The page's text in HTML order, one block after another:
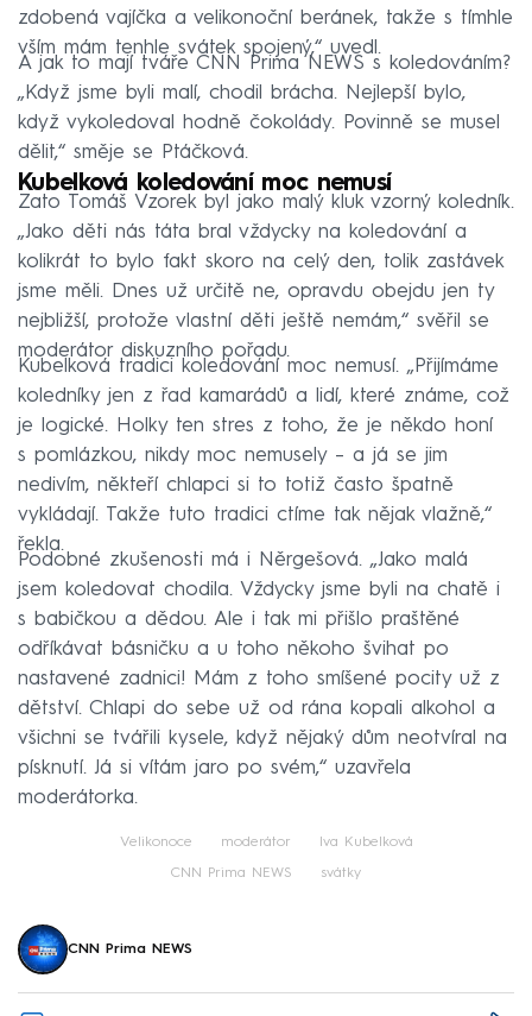
zdobená vajíčka a velikonoční beránek, takže s tímhle
vším mám tenhle svátek spojený,“ uvedl.
A jak to mají tváře CNN Prima NEWS s koledováním?
„Když jsme byli malí, chodil brácha. Nejlepší bylo,
když vykoledoval hodně čokolády. Povinně se musel
dělit,“ směje se Ptáčková.
Kubelková koledování moc nemusí
Zato Tomáš Vzorek byl jako malý kluk vzorný koledník.
„Jako děti nás táta bral vždycky na koledování a
kolikrát to bylo fakt skoro na celý den, tolik zastávek
jsme měli. Dnes už určitě ne, opravdu obejdu jen ty
nejbližší, protože vlastní děti ještě nemám,“ svěřil se
moderátor diskuzního pořadu.
Kubelková tradici koledování moc nemusí. „Přijímáme
koledníky jen z řad kamarádů a lidí, které známe, což
je logické. Holky ten stres z toho, že je někdo honí
s pomlázkou, nikdy moc nemusely – a já se jim
nedivím, někteří chlapci si to totiž často špatně
vykládají. Takže tuto tradici ctíme tak nějak vlažně,“
řekla.
Podobné zkušenosti má i Něrgešová. „Jako malá
jsem koledovat chodila. Vždycky jsme byli na chatě i
s babičkou a dědou. Ale i tak mi přišlo praštěné
odříkávat básničku a u toho někoho švihat po
nastavené zadnici! Mám z toho smíšené pocity už z
dětství. Chlapi do sebe už od rána kopali alkohol a
všichni se tvářili kysele, když nějaký dům neotvíral na
písknutí. Já si vítám jaro po svém,“ uzavřela
moderátorka.
Velikonoce moderátor Iva Kubelková
CNN Prima NEWS svátky
CNN Prima NEWS